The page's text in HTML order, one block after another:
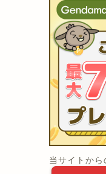
当サイトから